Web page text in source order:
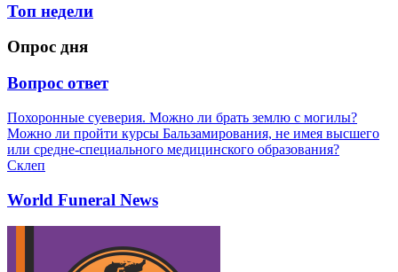
Топ недели
Опрос дня
Вопрос ответ
Похоронные суеверия. Можно ли брать землю с могилы?
Можно ли пройти курсы Бальзамирования, не имея высшего
или средне-специального медицинского образования?
Склеп
World Funeral News